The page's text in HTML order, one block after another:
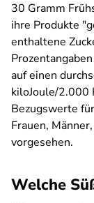
30 Gramm
ihre Produkte
enthaltene
auf einen
kiloJoule/2.000
Bezugswerte
Frauen,
vorgesehen.
Welche